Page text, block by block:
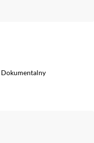
Dokumentalny